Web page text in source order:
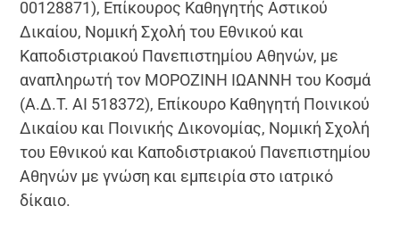
00128871), Επίκουρος Καθηγητής Αστικού
Δικαίου, Νομική Σχολή του Εθνικού και
Καποδιστριακού Πανεπιστημίου Αθηνών, με
αναπληρωτή τον ΜΟΡΟΖΙΝΗ ΙΩΑΝΝΗ του Κοσμά
(Α.Δ.Τ. ΑΙ 518372), Επίκουρο Καθηγητή Ποινικού
Δικαίου και Ποινικής Δικονομίας, Νομική Σχολή
του Εθνικού και Καποδιστριακού Πανεπιστημίου
Αθηνών με γνώση και εμπειρία στο ιατρικό
δίκαιο.